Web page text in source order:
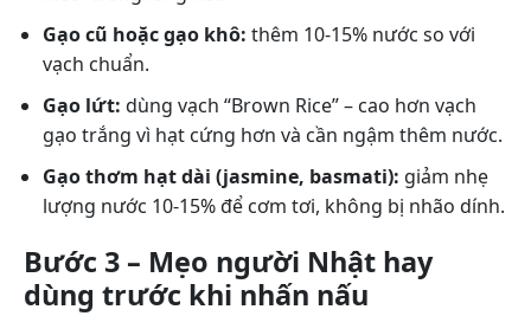
Gạo cũ hoặc gạo khô: thêm 10-15% nước so với
vạch chuẩn.
Gạo lứt: dùng vạch “Brown Rice” – cao hơn vạch
gạo trắng vì hạt cứng hơn và cần ngậm thêm nước.
Gạo thơm hạt dài (jasmine, basmati): giảm nhẹ
lượng nước 10-15% để cơm tơi, không bị nhão dính.
Bước 3 – Mẹo người Nhật hay
dùng trước khi nhấn nấu